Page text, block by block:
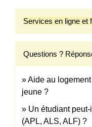
Services en ligne et
Questions ?
Aide au
jeune ?
Un étudiant
(APL, ALS, ALF) ?